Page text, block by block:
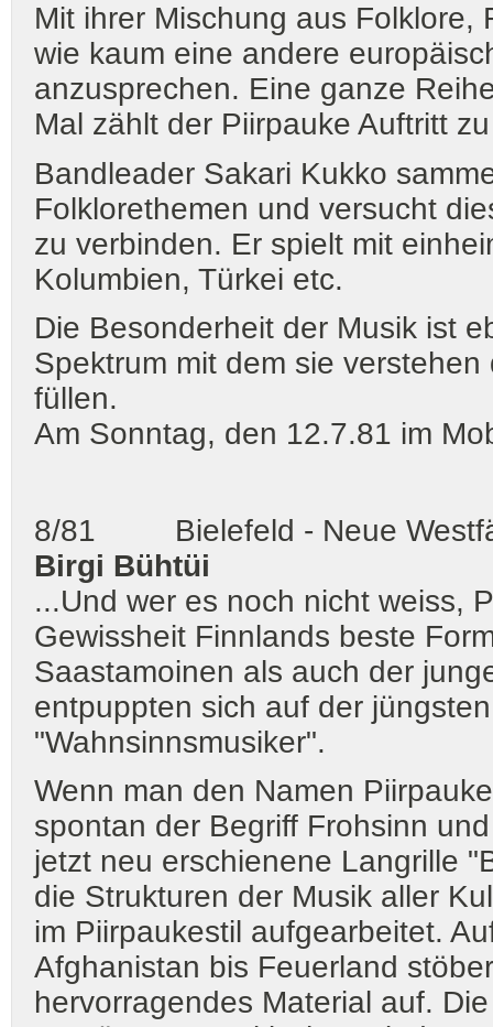
Mit ihrer Mischung aus
wie kaum eine andere
anzusprechen. Eine ganze
Mal zählt der Piirpauke Auftritt
Bandleader Sakari Kukko
Folklorethemen und versucht
zu verbinden. Er spielt mit
Kolumbien, Türkei etc.
Die Besonderheit der Musik ist
Spektrum mit dem sie
füllen.
Am Sonntag, den 12.7.81 im
8/81 Bielefeld - Neue
Birgi Bühtüi
...Und wer es noch nicht weiss,
Gewissheit Finnlands beste
Saastamoinen als auch der
entpuppten sich auf der
"Wahnsinnsmusiker".
Wenn man den Namen
spontan der Begriff Frohsinn
jetzt neu erschienene Langrille
die Strukturen der Musik aller
im Piirpaukestil aufgearbeitet.
Afghanistan bis Feuerland
hervorragendes Material auf.